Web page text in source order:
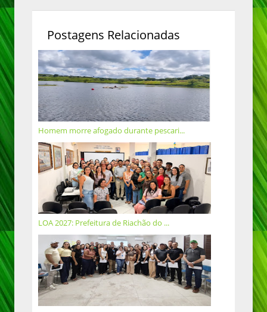
Postagens Relacionadas
Homem morre afogado durante pescari...
LOA 2027: Prefeitura de Riachão do ...